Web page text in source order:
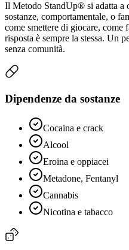
Il Metodo StandUp® si adatta
sostanze, comportamentale, o
come smettere di giocare, come
risposta è sempre la stessa. Un
senza comunità.
Dipendenze da sostanze
Cocaina e crack
Alcool
Eroina e oppiacei
Metadone, Fentanyl
Cannabis
Nicotina e tabacco